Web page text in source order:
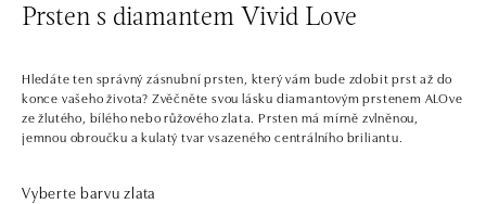
Prsten s diamantem Vivid Love
Hledáte ten správný zásnubní prsten, který vám bude zdobit prst až do
konce vašeho života? Zvěčněte svou lásku diamantovým prstenem ALOve
ze žlutého, bílého nebo růžového zlata. Prsten má mírně zvlněnou,
jemnou obroučku a kulatý tvar vsazeného centrálního briliantu.
Vyberte barvu zlata